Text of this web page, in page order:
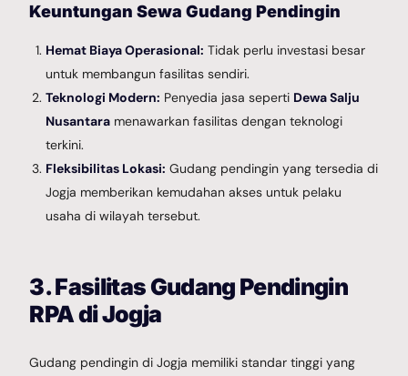
Keuntungan Sewa Gudang Pendingin
Hemat Biaya Operasional: Tidak perlu investasi besar
untuk membangun fasilitas sendiri.
Teknologi Modern: Penyedia jasa seperti Dewa Salju
Nusantara menawarkan fasilitas dengan teknologi
terkini.
Fleksibilitas Lokasi: Gudang pendingin yang tersedia di
Jogja memberikan kemudahan akses untuk pelaku
usaha di wilayah tersebut.
3. Fasilitas Gudang Pendingin
RPA di Jogja
Gudang pendingin di Jogja memiliki standar tinggi yang